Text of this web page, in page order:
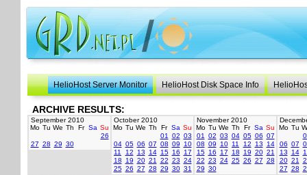
HelioHost Server Monitor HelioHost Disk Space Info
ARCHIVE RESULTS:
September 2010
Mo Tu We Th Fr Sa Su
26
27 28 29 30
October 2010
Mo Tu We Th Fr Sa Su
01
02 03
04 05 06 07 08 09
10
11
12 13 14 15 16
17
18
19 20 21 22 23 24
25 26 27 28 29 30 31
November 2010
Mo Tu We Th Fr Sa Su
01
02 03 04 05 06 07
08 09 10 11 12 13
14
15 16 17 18 19 20 21
22 23 24 25 26 27 28
29 30
Mo Tu
06 07
13
14
20 21
27 28